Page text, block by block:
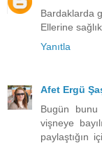
Bardaklarda
Ellerine sağlık
Yanıtla
Afet Ergü
Bugün bunu
vişneye
paylaştığın